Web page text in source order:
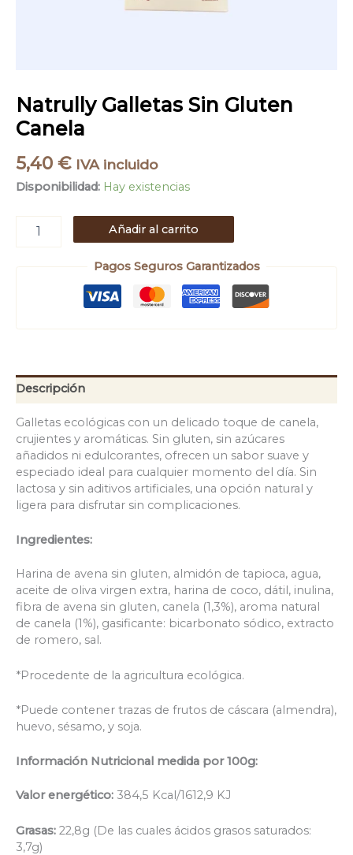
Natrully Galletas Sin Gluten
Canela
5,40 € IVA incluido
Disponibilidad: Hay existencias
Añadir al carrito
Pagos Seguros Garantizados
Descripción
Galletas ecológicas con un delicado toque de canela,
crujientes y aromáticas. Sin gluten, sin azúcares
añadidos ni edulcorantes, ofrecen un sabor suave y
especiado ideal para cualquier momento del día. Sin
lactosa y sin aditivos artificiales, una opción natural y
ligera para disfrutar sin complicaciones.
Ingredientes:
Harina de avena sin gluten, almidón de tapioca, agua,
aceite de oliva virgen extra, harina de coco, dátil, inulina,
fibra de avena sin gluten, canela (1,3%), aroma natural
de canela (1%), gasificante: bicarbonato sódico, extracto
de romero, sal.
*Procedente de la agricultura ecológica.
*Puede contener trazas de frutos de cáscara (almendra),
huevo, sésamo, y soja.
Información Nutricional medida por 100g:
Valor energético: 384,5 Kcal/1612,9 KJ
Grasas: 22,8g (De las cuales ácidos grasos saturados:
3,7g)